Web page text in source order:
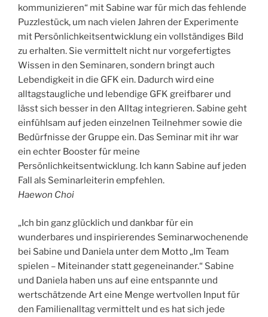
kommunizieren“ mit Sabine war für mich das fehlende
Puzzlestück, um nach vielen Jahren der Experimente
mit Persönlichkeitsentwicklung ein vollständiges Bild
zu erhalten. Sie vermittelt nicht nur vorgefertigtes
Wissen in den Seminaren, sondern bringt auch
Lebendigkeit in die GFK ein. Dadurch wird eine
alltagstaugliche und lebendige GFK greifbarer und
lässt sich besser in den Alltag integrieren. Sabine geht
einfühlsam auf jeden einzelnen Teilnehmer sowie die
Bedürfnisse der Gruppe ein. Das Seminar mit ihr war
ein echter Booster für meine
Persönlichkeitsentwicklung. Ich kann Sabine auf jeden
Fall als Seminarleiterin empfehlen.
Haewon Choi
„Ich bin ganz glücklich und dankbar für ein
wunderbares und inspirierendes Seminarwochenende
bei Sabine und Daniela unter dem Motto „Im Team
spielen – Miteinander statt gegeneinander.“ Sabine
und Daniela haben uns auf eine entspannte und
wertschätzende Art eine Menge wertvollen Input für
den Familienalltag vermittelt und es hat sich jede